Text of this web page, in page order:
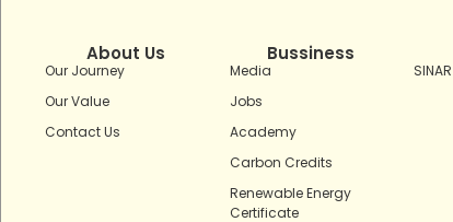
About Us
Our Journey
Our Value
Contact Us
Bussiness
Media
Jobs
Academy
Carbon Credits
Renewable Energy
Certificate
SINAR